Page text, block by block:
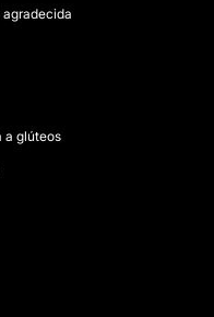
a glúteos